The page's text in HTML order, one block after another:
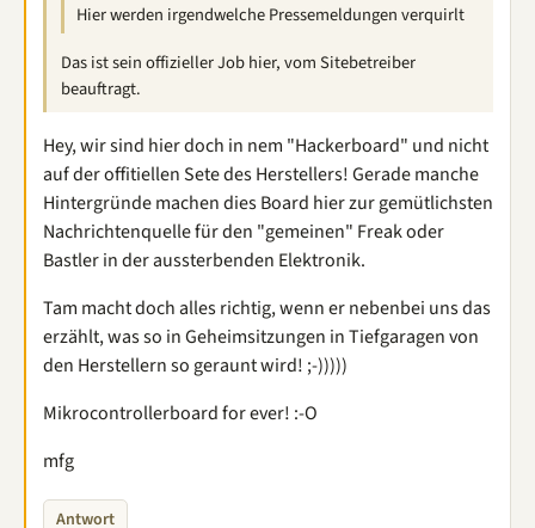
Hier werden irgendwelche Pressemeldungen verquirlt
Das ist sein offizieller Job hier, vom Sitebetreiber
beauftragt.
Hey, wir sind hier doch in nem "Hackerboard" und nicht
auf der offitiellen Sete des Herstellers! Gerade manche
Hintergründe machen dies Board hier zur gemütlichsten
Nachrichtenquelle für den "gemeinen" Freak oder
Bastler in der aussterbenden Elektronik.
Tam macht doch alles richtig, wenn er nebenbei uns das
erzählt, was so in Geheimsitzungen in Tiefgaragen von
den Herstellern so geraunt wird! ;-)))))
Mikrocontrollerboard for ever! :-O
mfg
Antwort